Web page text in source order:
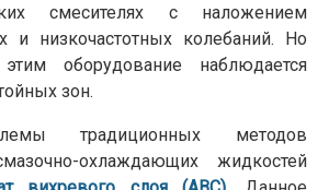
смесителях с наложением
и низкочастотных колебаний. Но
оборудование наблюдается
зон.
традиционных методов
охлаждающих жидкостей